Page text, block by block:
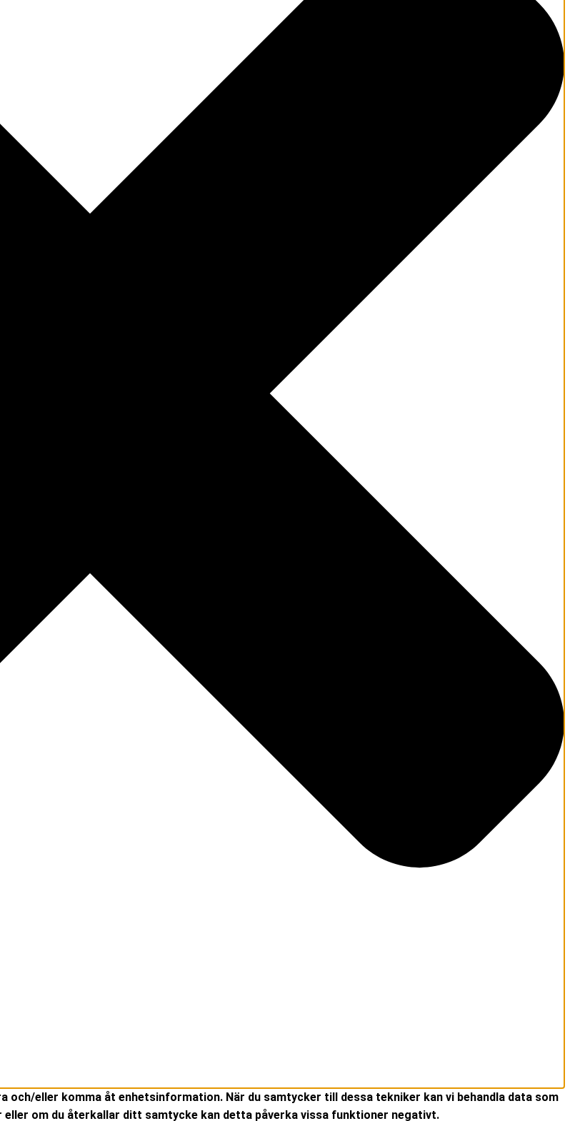
eller komma åt enhetsinformation. När du samtycker till dessa tekniker kan vi behandla data som
eller om du återkallar ditt samtycke kan detta påverka vissa funktioner negativt.